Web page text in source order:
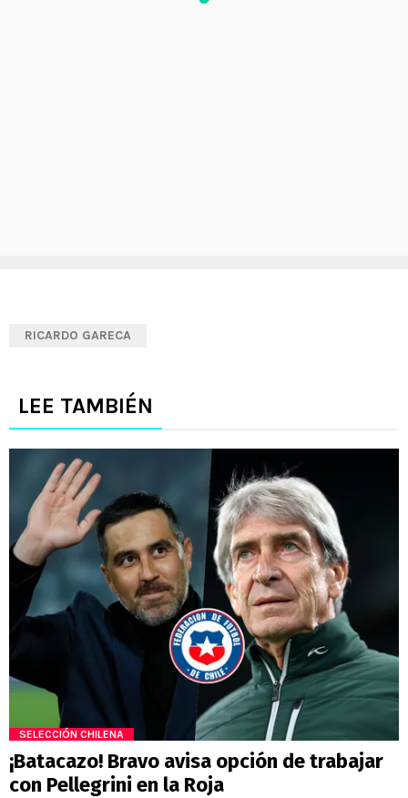
RICARDO GARECA
LEE TAMBIÉN
SELECCIÓN CHILENA
¡Batacazo! Bravo avisa opción de trabajar
con Pellegrini en la Roja